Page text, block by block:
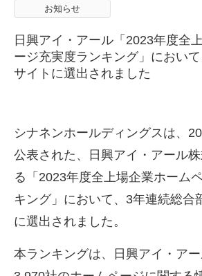
お知らせ
日興アイ・アール「2023年度全
ージ充実度ランキング」におい
サイトに選出されました
シナネンホールディングスは、
公表された、日興アイ・アール
る「 2023年度全上場企業ホーム
キング」において、 3年連続総合
に選出されました。
本ランキングは、日興アイ・ア